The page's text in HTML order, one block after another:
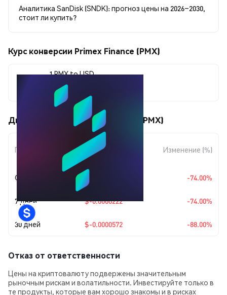
Аналитика SanDisk (SNDK): прогноз цены на 2026–2030,
стоит ли купить?
Курс конверсии Primex Finance (PMX)
1 PMX to USD
$0.0000078
Движения цены Primex Finance (PMX)
Период
Изменение
суммы
Изменение (%)
Сегодня $-0.0000222 -74.00%
7 дней $-0.0000222 -74.00%
30 дней $-0.0000572 -88.00%
Отказ от ответственности
Цены на криптовалюту подвержены значительным
рыночным рискам и волатильности. Инвестируйте только в
те продукты, которые вам хорошо знакомы и в рисках